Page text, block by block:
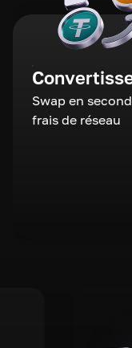
Swap en
frais de réseau